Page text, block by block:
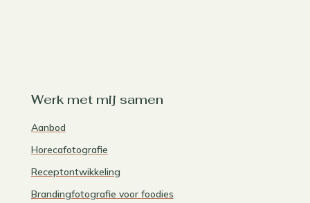
Werk met mij samen
Aanbod
Horecafotografie
Receptontwikkeling
Brandingfotografie voor foodies